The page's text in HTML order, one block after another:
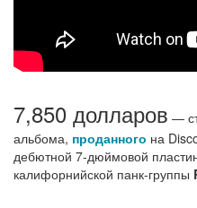
7,850 долларов —
альбома, проданного на
дебютной 7-дюймовой
калифорнийской панк-группы